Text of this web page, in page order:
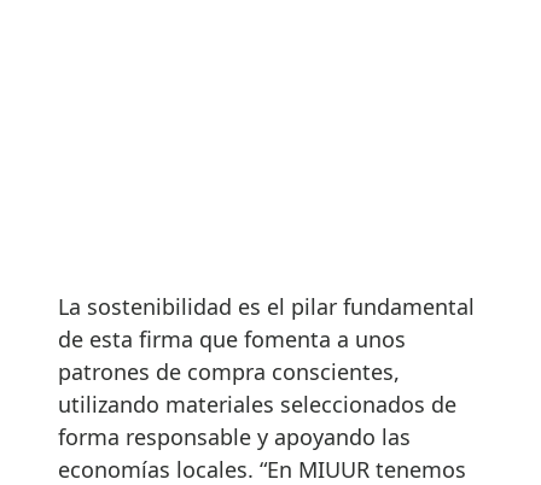
La sostenibilidad es el pilar fundamental
de esta firma que fomenta a unos
patrones de compra conscientes,
utilizando materiales seleccionados de
forma responsable y apoyando las
economías locales. “En MIUUR tenemos